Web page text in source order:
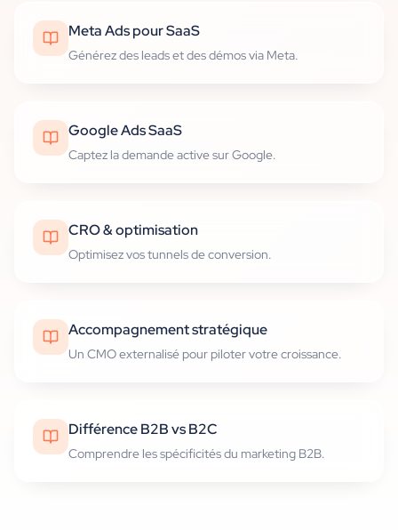
Meta Ads pour SaaS
Générez des leads et des démos via Meta.
Google Ads SaaS
Captez la demande active sur Google.
CRO & optimisation
Optimisez vos tunnels de conversion.
Accompagnement stratégique
Un CMO externalisé pour piloter votre croissance.
Différence B2B vs B2C
Comprendre les spécificités du marketing B2B.